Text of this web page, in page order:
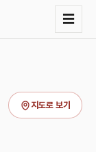
☰
지도로 보기